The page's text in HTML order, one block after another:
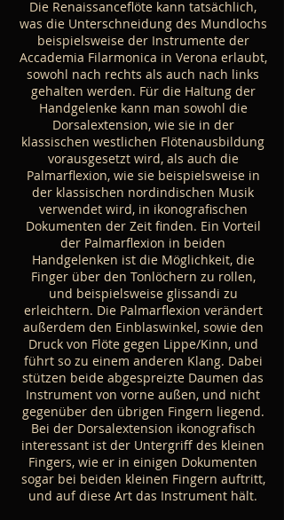
Die Renaissanceflöte kann tatsächlich,
was die Unterschneidung des Mundlochs
beispielsweise der Instrumente der
Accademia Filarmonica in Verona erlaubt,
sowohl nach rechts als auch nach links
gehalten werden. Für die Haltung der
Handgelenke kann man sowohl die
Dorsalextension, wie sie in der
klassischen westlichen Flötenausbildung
vorausgesetzt wird, als auch die
Palmarflexion, wie sie beispielsweise in
der klassischen nordindischen Musik
verwendet wird, in ikonografischen
Dokumenten der Zeit finden. Ein Vorteil
der Palmarflexion in beiden
Handgelenken ist die Möglichkeit, die
Finger über den Tonlöchern zu rollen,
und beispielsweise glissandi zu
erleichtern. Die Palmarflexion verändert
außerdem den Einblaswinkel, sowie den
Druck von Flöte gegen Lippe/Kinn, und
führt so zu einem anderen Klang. Dabei
stützen beide abgespreizte Daumen das
Instrument von vorne außen, und nicht
gegenüber den übrigen Fingern liegend.
Bei der Dorsalextension ikonografisch
interessant ist der Untergriff des kleinen
Fingers, wie er in einigen Dokumenten
sogar bei beiden kleinen Fingern auftritt,
und auf diese Art das Instrument hält.